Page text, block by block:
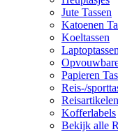
Jute Tassen
Katoenen
Koeltassen
Laptoptassen
Papieren
Reis-/
Reisartikelen
Kofferlabels
Bekijk alle